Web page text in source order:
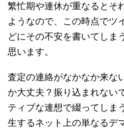
繁忙期や連休が重なるとそ
ようなので、この時点でツ
どにその不安を書いてしま
思います。
査定の連絡がなかなか来な
か大丈夫？振り込まれない
ティブな連想で綴ってしま
生するネット上の単なるデ